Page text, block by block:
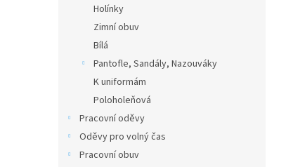
Holínky
Zimní obuv
Bílá
Pantofle, Sandály, Nazouváky
K uniformám
Poloholeňová
Pracovní oděvy
Oděvy pro volný čas
Pracovní obuv